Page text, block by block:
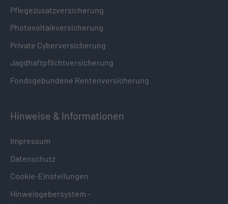
Pflegezusatzversicherung
Photovoltaikversicherung
Private Cyberversicherung
Jagdhaftpflichtversicherung
Fondsgebundene Rentenversicherung
Hinweise & Informationen
Impressum
Datenschutz
Cookie-Einstellungen
Hinweisgebersystem -